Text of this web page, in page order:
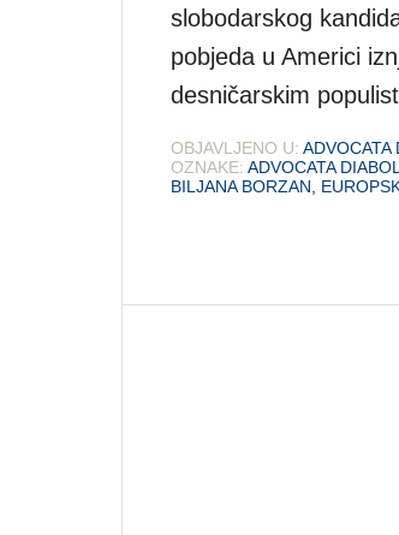
slobodarskog
pobjeda u Americi
desničarskim
OBJAVLJENO U: ADVOCATA
OZNAKE: ADVOCATA
BILJANA BORZAN